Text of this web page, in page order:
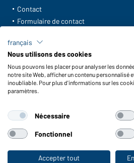
Vers la boutique pour
Contact
Formulaire de contact
FAQ / Manuel d' utilisation
Vérifier le stock
Reporting system according to
Fonctions et entretien
Conseils d'entretien
Tailles
Couleurs
français
Nous utilisons des cookies
Nous pouvons les placer pour analyser les
notre site Web, afficher un contenu personnalisé
inoubliable. Pour plus d'informations sur les
paramètres.
Nécessaire
Fonctionnel
Accepter tout